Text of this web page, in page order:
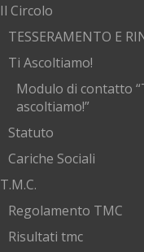
Il Circolo
TESSERAMENTO E
Ti Ascoltiamo!
Modulo di contatto
ascoltiamo!”
Statuto
Cariche Sociali
T.M.C.
Regolamento TMC
Risultati tmc